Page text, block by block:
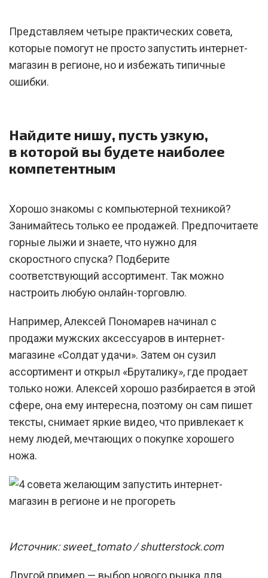
Представляем четыре практических совета,
которые помогут не просто запустить интернет-
магазин в регионе, но и избежать типичные
ошибки.
Найдите нишу, пусть узкую,
в которой вы будете наиболее
компетентным
Хорошо знакомы с компьютерной техникой?
Занимайтесь только ее продажей. Предпочитаете
горные лыжи и знаете, что нужно для
скоростного спуска? Подберите
соответствующий ассортимент. Так можно
настроить любую онлайн-торговлю.
Например, Алексей Пономарев начинал с
продажи мужских аксессуаров в интернет-
магазине «Солдат удачи». Затем он сузил
ассортимент и открыл «Бруталику», где продает
только ножи. Алексей хорошо разбирается в этой
сфере, она ему интересна, поэтому он сам пишет
тексты, снимает яркие видео, что привлекает к
нему людей, мечтающих о покупке хорошего
ножа.
Источник: sweet_tomato / shutterstock.com
Другой пример — выбор нового рынка для